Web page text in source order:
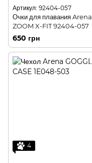
Артикул: 92404-057
Очки для плавания Arena
ZOOM X-FIT 92404-057
650 грн
4